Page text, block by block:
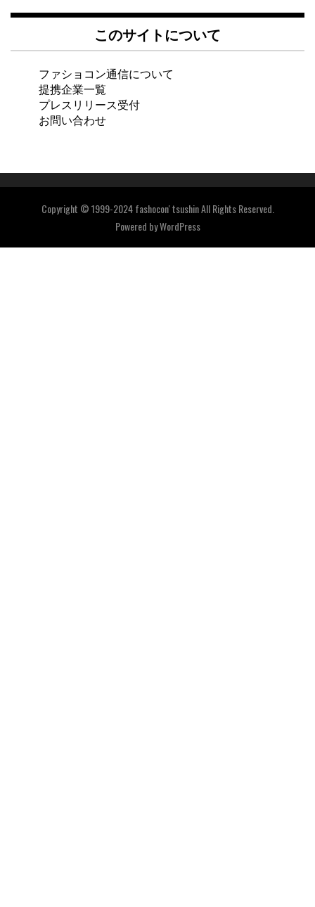
このサイトについて
ファショコン通信について
提携企業一覧
プレスリリース受付
お問い合わせ
Copyright © 1999-2024 fashocon' tsushin All Rights Reserved.
Powered byWordPress